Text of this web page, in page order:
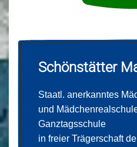
Schönstätter
Staatl. anerkanntes
und
Ganztagsschule
in freier Trägerschaft